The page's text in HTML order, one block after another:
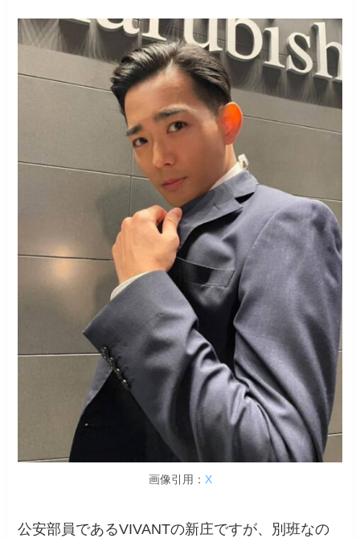
画像引用： X
公安部員であるVIVANTの新庄ですが、別班なの